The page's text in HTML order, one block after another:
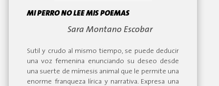
MI PERRO NO LEE MIS POEMAS
Sara Montano Escobar
Sutil y crudo al mismo tiempo, se puede deducir
una voz femenina enunciando su deseo desde
una suerte de mímesis animal que le permite una
enorme franqueza lírica y narrativa. Expresa una